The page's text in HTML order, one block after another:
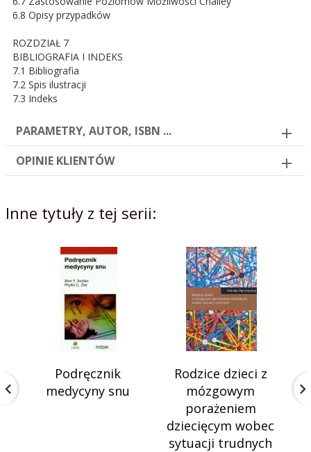
6.8 Opisy przypadków
ROZDZIAŁ 7
BIBLIOGRAFIA I INDEKS
7.1 Bibliografia
7.2 Spis ilustracji
7.3 Indeks
PARAMETRY, AUTOR, ISBN ...
OPINIE KLIENTÓW
Inne tytuły z tej serii:
Podręcznik
medycyny snu
Rodzice dzieci z
mózgowym
porażeniem
dziecięcym wobec
sytuacji trudnych